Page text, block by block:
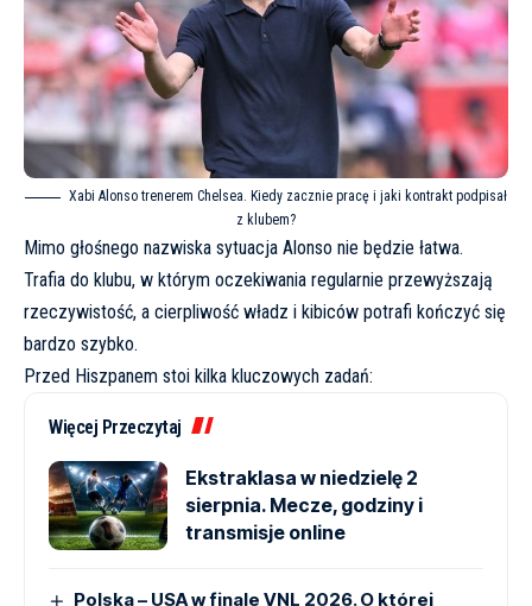
Xabi Alonso trenerem Chelsea. Kiedy zacznie pracę i jaki kontrakt podpisał
z klubem?
Mimo głośnego nazwiska sytuacja Alonso nie będzie łatwa.
Trafia do klubu, w którym oczekiwania regularnie przewyższają
rzeczywistość, a cierpliwość władz i kibiców potrafi kończyć się
bardzo szybko.
Przed Hiszpanem stoi kilka kluczowych zadań:
Więcej Przeczytaj
Ekstraklasa w niedzielę 2
sierpnia. Mecze, godziny i
transmisje online
Polska – USA w finale VNL 2026. O której